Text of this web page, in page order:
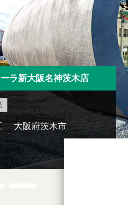
ザ・パークハウス中之島タワー
宿泊・住宅
2017年竣工 大阪府大阪市